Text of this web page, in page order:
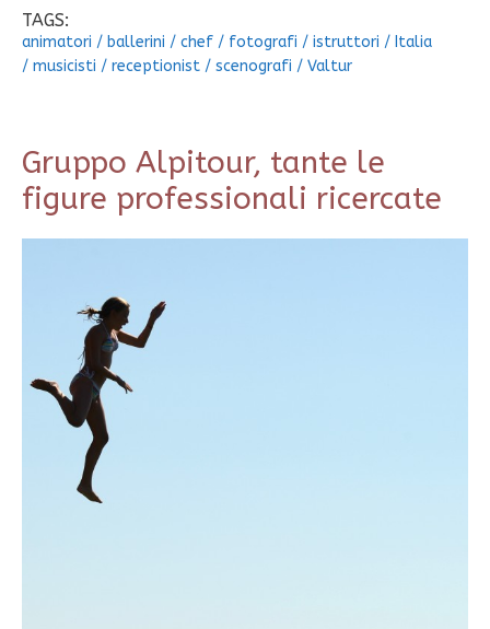
TAGS:
animatori / ballerini / chef / fotografi / istruttori / Italia
/ musicisti / receptionist / scenografi / Valtur
Gruppo Alpitour, tante le
figure professionali ricercate